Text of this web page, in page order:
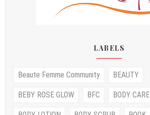
LABELS
Beaute Femme Community BEAUTY
BEBY ROSE GLOW BFC BODY CARE